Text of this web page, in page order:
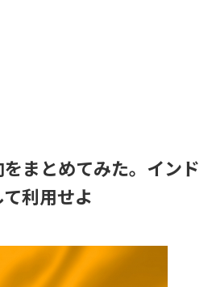
まとめてみた。インド
利用せよ